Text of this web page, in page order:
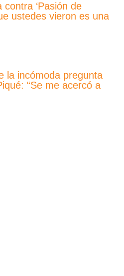
‘Pasión de
ustedes vieron es una
la incómoda pregunta
“Se me acercó a